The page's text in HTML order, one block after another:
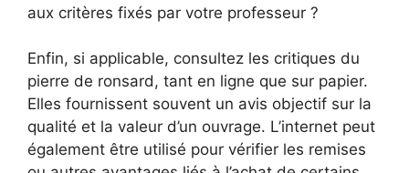
aux critères fixés par votre professeur ?
Enfin, si applicable, consultez les critiques du
pierre de ronsard, tant en ligne que sur papier.
Elles fournissent souvent un avis objectif sur la
qualité et la valeur d’un ouvrage. L’internet peut
également être utilisé pour vérifier les remises